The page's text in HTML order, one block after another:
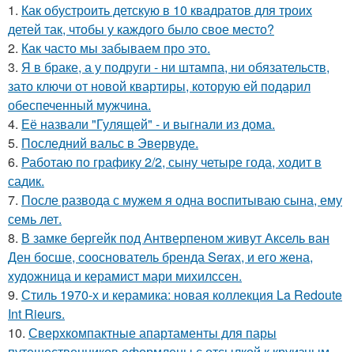
1. Как обустроить детскую в 10 квадратов для троих
детей так, чтобы у каждого было свое место?
2. Как часто мы забываем про это.
3. Я в браке, а у подруги - ни штампа, ни обязательств,
зато ключи от новой квартиры, которую ей подарил
обеспеченный мужчина.
4. Её назвали "Гулящей" - и выгнали из дома.
5. Последний вальс в Эвервуде.
6. Работаю по графику 2/2, сыну четыре года, ходит в
садик.
7. После развода с мужем я одна воспитываю сына, ему
семь лет.
8. В замке бергейк под Антверпеном живут Аксель ван
Ден босше, сооснователь бренда Serax, и его жена,
художница и керамист мари михилссен.
9. Стиль 1970-х и керамика: новая коллекция La Redoute
Int Rieurs.
10. Сверхкомпактные апартаменты для пары